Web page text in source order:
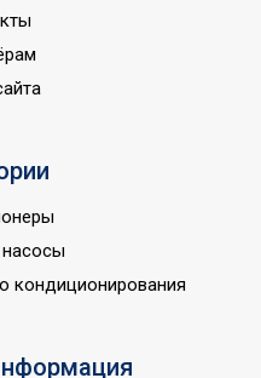
Да
Универсальное
Да
кондиционирования